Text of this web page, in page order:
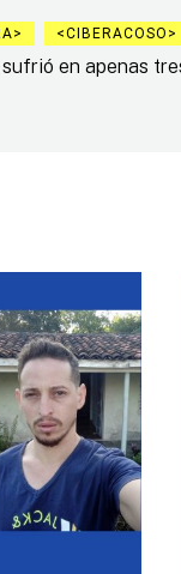
CIBERACOSO
en apenas